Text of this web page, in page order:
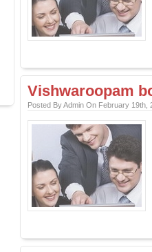
Vishwaroopam
Posted By Admin On February 19th,